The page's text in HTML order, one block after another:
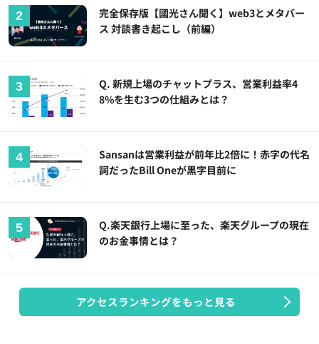
完全保存版【國光さん聞く】web3とメタバー
ス 対談書き起こし（前編）
Q. 新規上場のチャットプラス、営業利益率4
8%を生む3つの仕組みとは？
Sansanは営業利益が前年比2倍に！赤字の代名
詞だったBill Oneが黒字目前に
Q.楽天銀行上場に至った、楽天グループの現在
のお金事情とは？
アクセスランキングをもっと見る